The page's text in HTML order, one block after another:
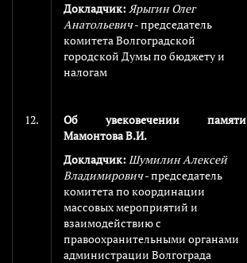
Докладчик: Ярыгин Олег
Анатольевич- председатель
комитета Волгоградской
городской Думы по бюджету и
налогам
12.
Об увековечении памяти
Мамонтова В.И.
Докладчик: Шумилин Алексей
Владимирович- председатель
комитета по координации
массовых мероприятий и
взаимодействию с
правоохранительными органами
администрации Волгограда